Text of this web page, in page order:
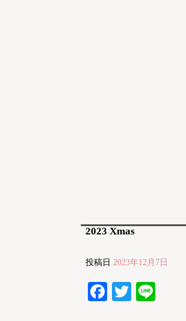
2023 Xmas
投稿日 2023年12月7日
Facebook
Twitter